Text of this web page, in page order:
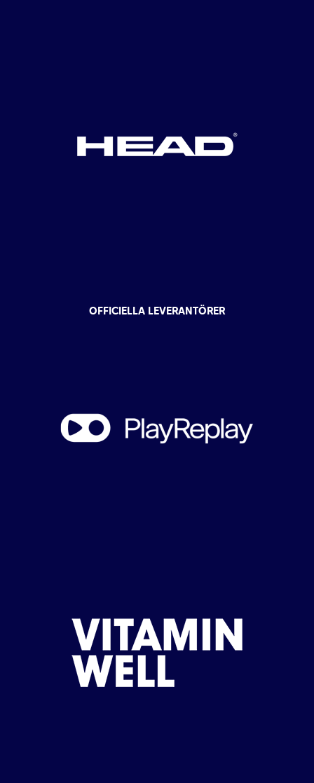
OFFICIELLA LEVERANTÖRER